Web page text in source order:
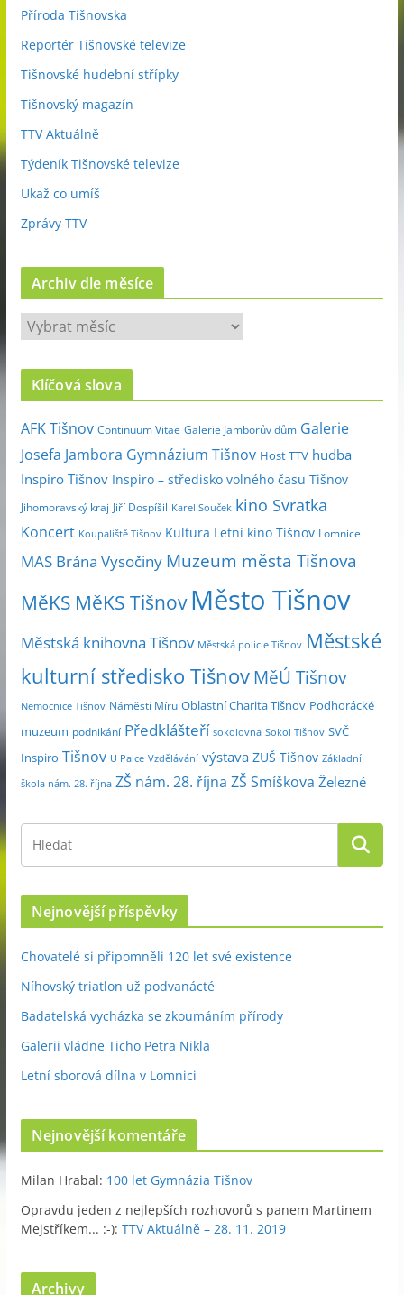
Příroda Tišnovska
Reportér Tišnovské televize
Tišnovské hudební střípky
Tišnovský magazín
TTV Aktuálně
Týdeník Tišnovské televize
Ukaž co umíš
Zprávy TTV
Archiv dle měsíce
A
r
c
v
d
l
e
m
s
í
e
Klíčová slova
AFK Tišnov Continuum Vitae Galerie Jamborův dům Galerie
Josefa Jambora Gymnázium Tišnov Host TTV hudba
Inspiro Tišnov Inspiro – středisko volného času Tišnov
Jihomoravský kraj Jiří Dospíšil Karel Souček kino Svratka
Koncert Koupaliště Tišnov Kultura Letní kino Tišnov Lomnice
MAS Brána Vysočiny Muzeum města Tišnova
MěKS MěKS Tišnov Město Tišnov
Městská knihovna Tišnov Městská policie Tišnov Městské
kulturní středisko Tišnov MěÚ Tišnov
Nemocnice Tišnov Náměstí Míru Oblastní Charita Tišnov Podhorácké
muzeum podnikání Předklášteří sokolovna Sokol Tišnov SVČ
Inspiro Tišnov U Palce Vzdělávání výstava ZUŠ Tišnov Základní
škola nám. 28. října ZŠ nám. 28. října ZŠ Smíškova Železné
Nejnovější příspěvky
Chovatelé si připomněli 120 let své existence
Níhovský triatlon už podvanácté
Badatelská vycházka se zkoumáním přírody
Galerii vládne Ticho Petra Nikla
Letní sborová dílna v Lomnici
Nejnovější komentáře
Milan Hrabal: 100 let Gymnázia Tišnov
Opravdu jeden z nejlepších rozhovorů s panem Martinem
Mejstříkem... :-): TTV Aktuálně – 28. 11. 2019
Archivy